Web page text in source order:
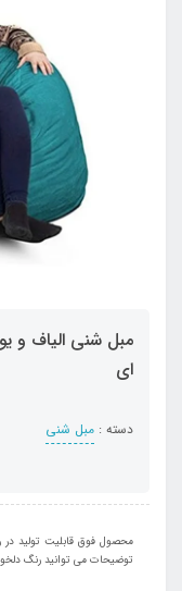
ای
دسته : مبل شنی
محصول فوق قابلیت تولید
توضیحات می توانید رنگ